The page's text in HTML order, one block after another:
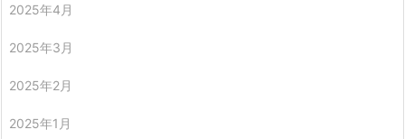
2025年4月
2025年3月
2025年2月
2025年1月